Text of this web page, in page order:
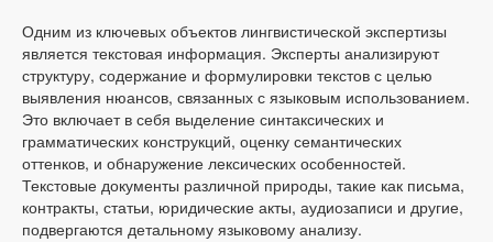
Одним из ключевых объектов лингвистической экспертизы
является текстовая информация. Эксперты анализируют
структуру, содержание и формулировки текстов с целью
выявления нюансов, связанных с языковым использованием.
Это включает в себя выделение синтаксических и
грамматических конструкций, оценку семантических
оттенков, и обнаружение лексических особенностей.
Текстовые документы различной природы, такие как письма,
контракты, статьи, юридические акты, аудиозаписи и другие,
подвергаются детальному языковому анализу.